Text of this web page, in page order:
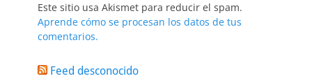
Este sitio usa Akismet para reducir el spam.
Aprende cómo se procesan los datos de tus
comentarios.
Feed desconocido